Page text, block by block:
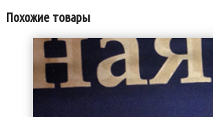
Похожие товары